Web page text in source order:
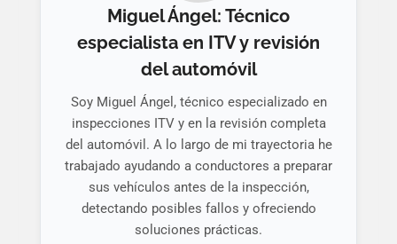
Miguel Ángel: Técnico
especialista en ITV y revisión
del automóvil
Soy Miguel Ángel, técnico especializado en
inspecciones ITV y en la revisión completa
del automóvil. A lo largo de mi trayectoria he
trabajado ayudando a conductores a preparar
sus vehículos antes de la inspección,
detectando posibles fallos y ofreciendo
soluciones prácticas.